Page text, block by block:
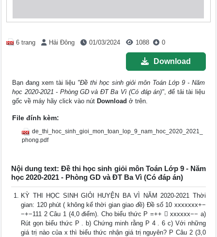
6 trang Hải Đông 01/03/2024 1088 0
Download
Bạn đang xem tài liệu "Đề thi học sinh giỏi môn Toán Lớp 9 - Năm
học 2020-2021 - Phòng GD và ĐT Ba Vì (Có đáp án)", để tải tài liệu
gốc về máy hãy click vào nút Download ở trên.
File đính kèm:
de_thi_hoc_sinh_gioi_mon_toan_lop_9_nam_hoc_2020_2021_
phong.pdf
Nội dung text: Đề thi học sinh giỏi môn Toán Lớp 9 - Năm
học 2020-2021 - Phòng GD và ĐT Ba Vì (Có đáp án)
KỲ THI HỌC SINH GIỎI HUYỆN BA VÌ NĂM 2020-2021 Thời
gian: 120 phút ( không kể thời gian giao đề) Đề số 10 xxxxxxx+−
−+−111 2 Câu 1 (4,0 điểm). Cho biểu thức P =++  xxxxxx−− a)
Rút gọn biểu thức P . b) Chứng minh rằng P 4 . 6 c) Với những
giá trị nào của x thì biểu thức nhận giá trị nguyên? P Câu 2 (3,0